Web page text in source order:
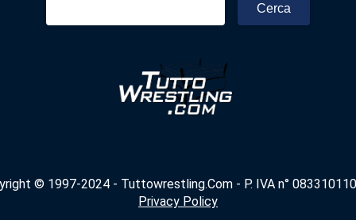
© 1997-2024 - Tuttowrestling.Com - P. IVA n°
Privacy Policy